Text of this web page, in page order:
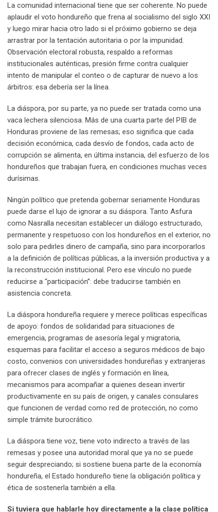
La comunidad internacional tiene que ser coherente. No puede
aplaudir el voto hondureño que frena al socialismo del siglo XXI
y luego mirar hacia otro lado si el próximo gobierno se deja
arrastrar por la tentación autoritaria o por la impunidad.
Observación electoral robusta, respaldo a reformas
institucionales auténticas, presión firme contra cualquier
intento de manipular el conteo o de capturar de nuevo a los
árbitros: esa debería ser la línea.
La diáspora, por su parte, ya no puede ser tratada como una
vaca lechera silenciosa. Más de una cuarta parte del PIB de
Honduras proviene de las remesas; eso significa que cada
decisión económica, cada desvío de fondos, cada acto de
corrupción se alimenta, en última instancia, del esfuerzo de los
hondureños que trabajan fuera, en condiciones muchas veces
durísimas.
Ningún político que pretenda gobernar seriamente Honduras
puede darse el lujo de ignorar a su diáspora. Tanto Asfura
como Nasralla necesitan establecer un diálogo estructurado,
permanente y respetuoso con los hondureños en el exterior, no
solo para pedirles dinero de campaña, sino para incorporarlos
a la definición de políticas públicas, a la inversión productiva y a
la reconstrucción institucional. Pero ese vínculo no puede
reducirse a “participación”: debe traducirse también en
asistencia concreta.
La diáspora hondureña requiere y merece políticas específicas
de apoyo: fondos de solidaridad para situaciones de
emergencia, programas de asesoría legal y migratoria,
esquemas para facilitar el acceso a seguros médicos de bajo
costo, convenios con universidades hondureñas y extranjeras
para ofrecer clases de inglés y formación en línea,
mecanismos para acompañar a quienes desean invertir
productivamente en su país de origen, y canales consulares
que funcionen de verdad como red de protección, no como
simple trámite burocrático.
La diáspora tiene voz, tiene voto indirecto a través de las
remesas y posee una autoridad moral que ya no se puede
seguir despreciando; si sostiene buena parte de la economía
hondureña, el Estado hondureño tiene la obligación política y
ética de sostenerla también a ella.
Si tuviera que hablarle hoy directamente a la clase política